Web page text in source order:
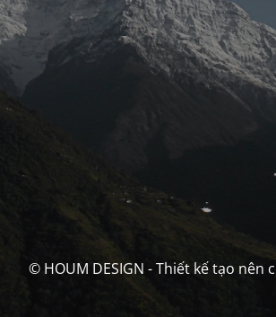
© HOUM DESIGN - Thiết kế tạo nên